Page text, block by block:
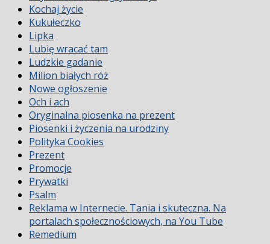
Kochaj życie
Kukułeczko
Lipka
Lubię wracać tam
Ludzkie gadanie
Milion białych róż
Nowe ogłoszenie
Och i ach
Oryginalna piosenka na prezent
Piosenki i życzenia na urodziny
Polityka Cookies
Prezent
Promocje
Prywatki
Psalm
Reklama w Internecie. Tania i skuteczna. Na
portalach społecznościowych, na You Tube
Remedium